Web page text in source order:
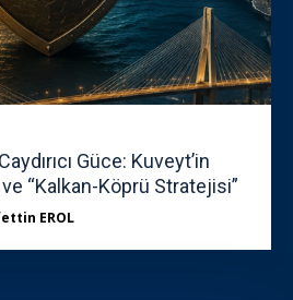
Güce: Kuveyt’in
“Kalkan-Köprü Stratejisi”
EROL